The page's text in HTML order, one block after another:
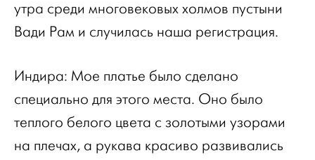
утра среди многовековых холмов пустыни
Вади Рам и случилась наша регистрация.
Индира: Мое платье было сделано
специально для этого места. Оно было
теплого белого цвета с золотыми узорами
на плечах, а рукава красиво развивались